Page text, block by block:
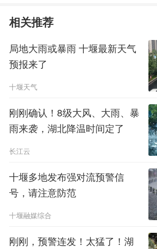
相关推荐
局地大雨或暴雨 十堰最新天气
预报来了
十堰天气
刚刚确认！8级大风、大雨、暴
雨来袭，湖北降温时间定了
长江云
十堰多地发布强对流预警信
号，请注意防范
十堰融媒综合
刚刚，预警连发！太猛了！湖